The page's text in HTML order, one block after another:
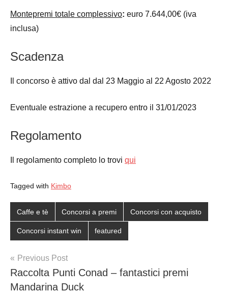
Montepremi totale complessivo: euro 7.644,00€ (iva
inclusa)
Scadenza
Il concorso è attivo dal dal 23 Maggio al 22 Agosto 2022
Eventuale estrazione a recupero entro il 31/01/2023
Regolamento
Il regolamento completo lo trovi qui
Tagged with Kimbo
Caffe e tè Concorsi a premi Concorsi con acquisto
Concorsi instant win featured
Post
navigation
Previous Post
Raccolta Punti Conad – fantastici premi
Mandarina Duck